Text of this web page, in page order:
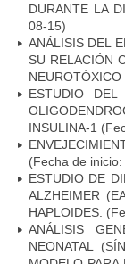
DURANTE LA
08-15)
ANÁLISIS DEL
SU RELACIÓN
NEUROTÓXICO
ESTUDIO
INSULINA-1
(Fecha de
ESTUDIO DE
ALZHEIMER
HAPLOIDES.
ANÁLISIS
NEONATAL